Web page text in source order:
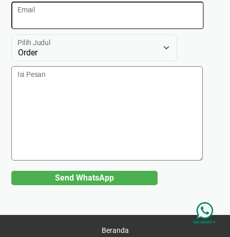
Email
Pilih Judul
Isi Pesan
Send WhatsApp
Beranda